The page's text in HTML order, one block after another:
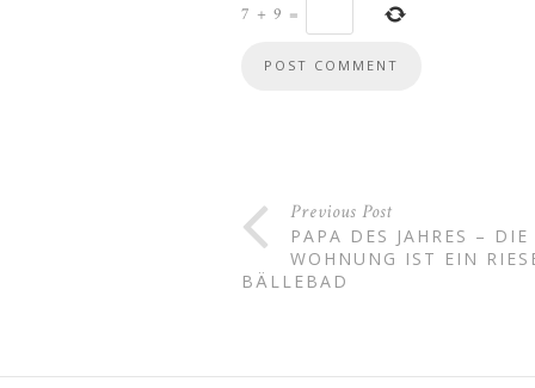
7 + 9 =
Previous Post
PAPA DES JAHRES – DIE
WOHNUNG IST EIN
BÄLLEBAD